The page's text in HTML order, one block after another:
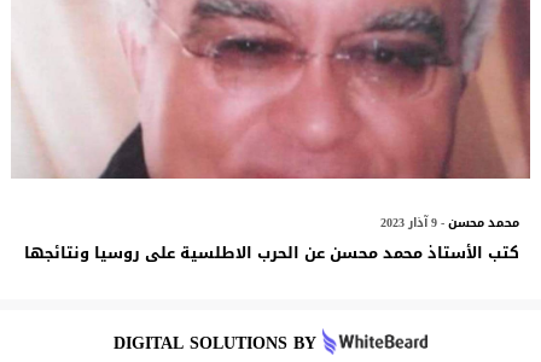
محمد محسن- 9 آذار 2023
كتب الأستاذ محمد محسن عن الحرب الاطلسية على روسيا ونتائجها
DIGITAL SOLUTIONS BY